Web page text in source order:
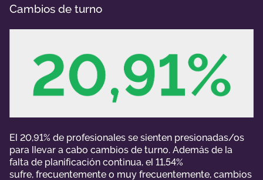
Cambios de turno
El 20,91% de profesionales se sienten presionadas/os
para llevar a cabo cambios de turno. Además de la
falta de planificación continua, el 11,54%
sufre, frecuentemente o muy frecuentemente, cambios